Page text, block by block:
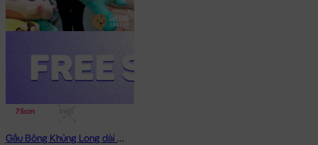
75cm
Gấu Bông Khủng Long dài nằm lông mịn mắt To